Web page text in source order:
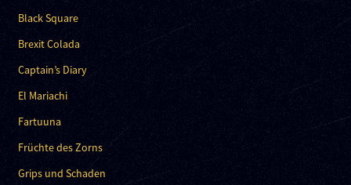
Black Square
Brexit Colada
Captain’s Diary
El Mariachi
Fartuuna
Früchte des Zorns
Grips und Schaden